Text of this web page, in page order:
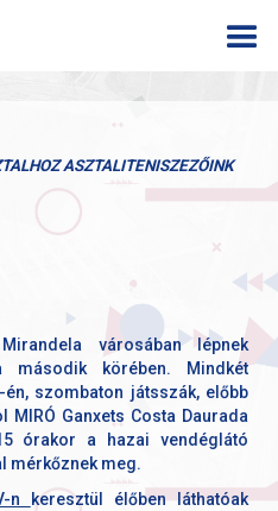
ASZTALITENISZEZŐINK
városában lépnek
második körében. Mindkét
szombaton játsszák, előbb
Ganxets Costa Daurada
órakor a hazai vendéglátó
mérkőznek meg.
n
keresztül élőben láthatóak